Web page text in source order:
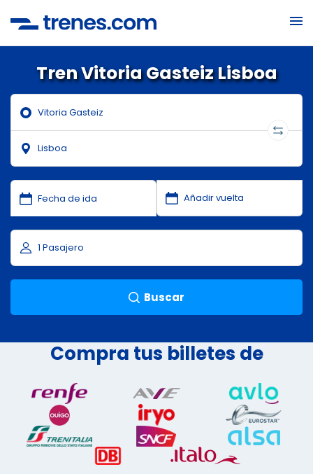
Tren Vitoria Gasteiz Lisboa
Buscar
Compra tus billetes de